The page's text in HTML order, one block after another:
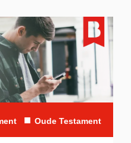
■ Oude Testament